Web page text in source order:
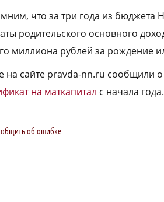
что за три года из бюджета
родительского основного
миллиона рублей за рождение
на сайте pravda-nn.ru сообщили
на маткапитал с начала года.
об ошибке